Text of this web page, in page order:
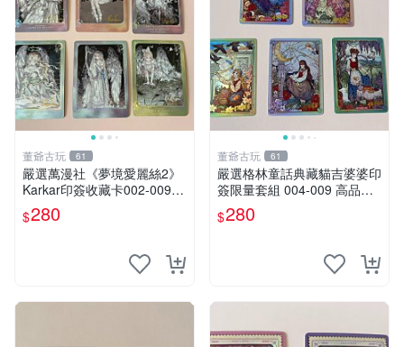
董爺古玩 61
嚴選萬漫社《夢境愛麗絲2》
Karkar印簽收藏卡002-009
張，限量珍藏不退不換 愛麗
絲夢想 印簽 卡片
$280
董爺古玩 61
嚴選格林童話典藏貓吉婆婆印
簽限量套組 004-009 高品質
收藏專用 貓吉婆婆印簽 滿版
獨家珍藏 印記珍稀品
$280